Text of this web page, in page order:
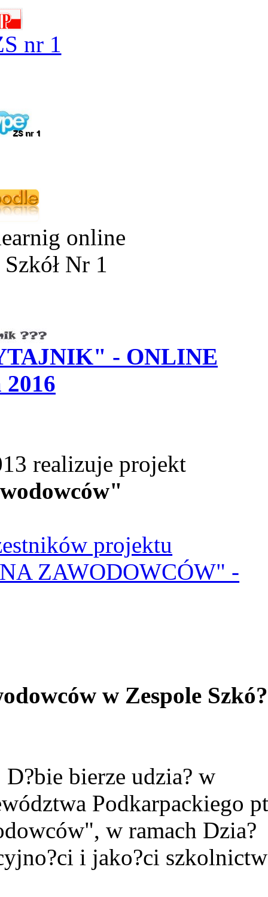
nr 1
online
Nr 1
- ONLINE
2016
realizuje projekt
projektu
ZAWODOWCÓW" -
w Zespole Szkó?
bierze udzia? w
Podkarpackiego
w ramach Dzia?
i jako?ci